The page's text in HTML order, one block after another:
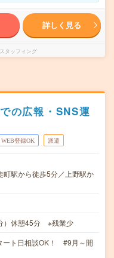
詳しく見る
タッフィング
の広報・SNS運
WEB登録OK 派遣
駅から徒歩5分／上野駅か
）休憩45分 ※残業少
ト日相談OK！ #9月～開